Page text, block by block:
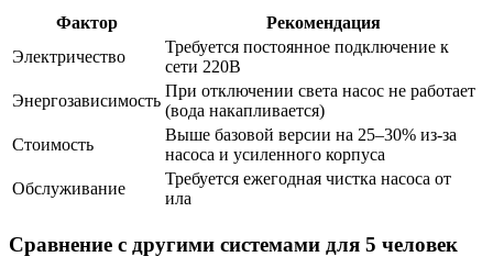
Фактор
Рекомендация
Электричество
Требуется постоянное подключение к
сети 220В
Энергозависимость
При отключении света насос не работает
(вода накапливается)
Стоимость
Выше базовой версии на 25–30% из-за
насоса и усиленного корпуса
Обслуживание
Требуется ежегодная чистка насоса от
ила
Сравнение с другими системами для 5 человек